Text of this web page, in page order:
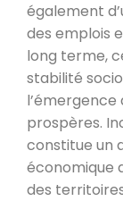
également
des emplois
long terme,
stabilité
prospères.
constitue un
économique
des